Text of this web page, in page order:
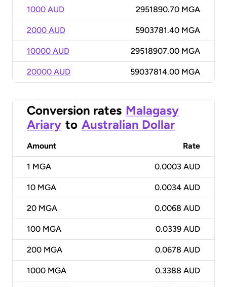
1000 AUD 2951890.70 MGA
2000 AUD 5903781.40 MGA
10000 AUD 29518907.00 MGA
20000 AUD 59037814.00 MGA
Conversion rates Malagasy
Ariary to Australian Dollar
Amount Rate
1 MGA 0.0003 AUD
10 MGA 0.0034 AUD
20 MGA 0.0068 AUD
100 MGA 0.0339 AUD
200 MGA 0.0678 AUD
1000 MGA 0.3388 AUD